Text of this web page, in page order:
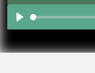
Play